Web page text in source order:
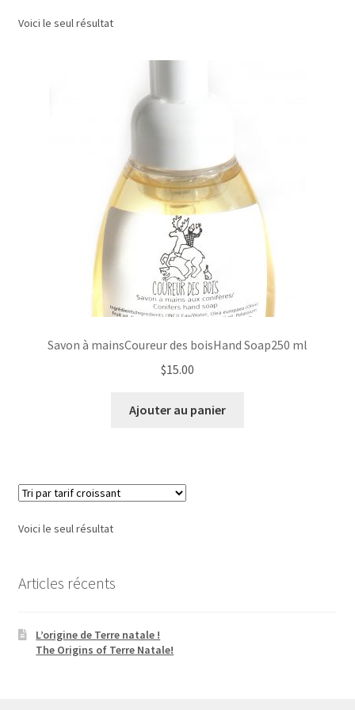
Commande/Checkout
Mon compte/My account
My custom checkout page
Voici le seul résultat
Savon à mainsCoureur des boisHand Soap250 ml
$15.00
Ajouter au panier
Voici le seul résultat
Articles récents
L’origine de Terre natale !
The Origins of Terre Natale!